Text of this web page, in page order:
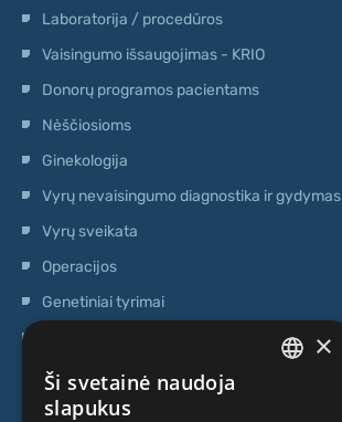
Laboratorija / procedūros
Vaisingumo išsaugojimas - KRIO
Donorų programos pacientams
Nėščiosioms
Ginekologija
Vyrų nevaisingumo diagnostika ir gydymas
Vyrų sveikata
Operacijos
Genetiniai tyrimai
Kamieninių ląstelių centras
×
Ši svetainė naudoja
slapukus